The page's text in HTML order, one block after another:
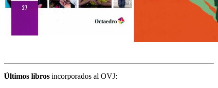
Últimos libros incorporados al OVJ: